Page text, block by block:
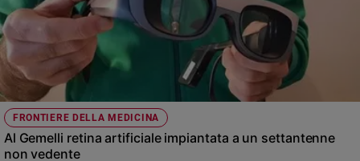
e
Sport
Interviste
Papa
Papa
FRONTIERE DELLA MEDICINA
Al Gemelli retina artificiale impiantata a un settantenne
non vedente